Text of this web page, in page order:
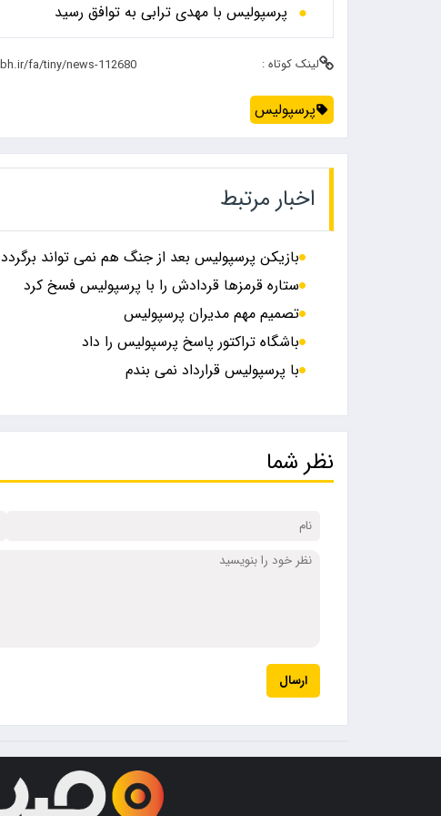
پرسپولیس با مهدی ترابی به توافق رسید
لینک کوتاه :
پرسپولیس
اخبار مرتبط
بازیکن پرسپولیس بعد از جنگ هم نمی تواند برگردد
ستاره قرمزها قردادش را با پرسپولیس فسخ کرد
تصمیم مهم مدیران پرسپولیس
باشگاه تراکتور پاسخ پرسپولیس را داد
با پرسپولیس قرارداد نمی بندم
نظر شما
ارسال